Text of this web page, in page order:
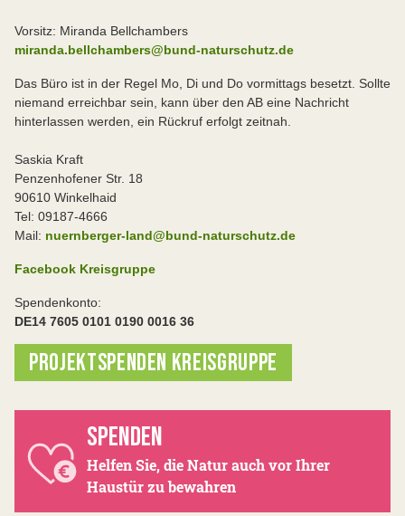
Vorsitz: Miranda Bellchambers
miranda.bellchambers@bund-naturschutz.de
Das Büro ist in der Regel Mo, Di und Do vormittags besetzt. Sollte
niemand erreichbar sein, kann über den AB eine Nachricht
hinterlassen werden, ein Rückruf erfolgt zeitnah.
Saskia Kraft
Penzenhofener Str. 18
90610 Winkelhaid
Tel: 09187-4666
Mail: nuernberger-land@bund-naturschutz.de
Facebook Kreisgruppe
Spendenkonto:
DE14 7605 0101 0190 0016 36
PROJEKTSPENDEN KREISGRUPPE
SPENDEN
Helfen Sie, die Natur auch vor Ihrer
Haustür zu bewahren